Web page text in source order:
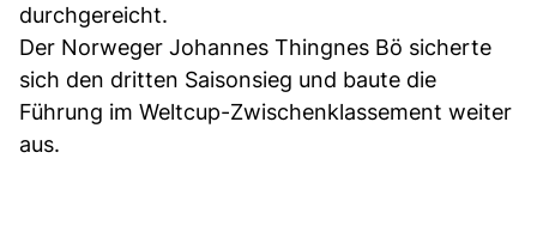
durchgereicht.
Der Norweger Johannes Thingnes Bö sicherte
sich den dritten Saisonsieg und baute die
Führung im Weltcup-Zwischenklassement weiter
aus.